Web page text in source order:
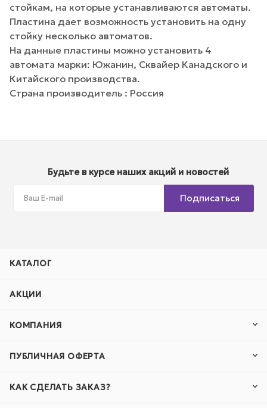
стойкам, на которые устанавливаются автоматы.
Пластина дает возможность установить на одну
стойку несколько автоматов.
На данные пластины можно установить 4
автомата марки: Южанин, Сквайер Канадского и
Китайского производства.
Страна производитель : Россия
Будьте в курсе наших акций и новостей
Подписаться
КАТАЛОГ
АКЦИИ
КОМПАНИЯ
ПУБЛИЧНАЯ ОФЕРТА
КАК СДЕЛАТЬ ЗАКАЗ?